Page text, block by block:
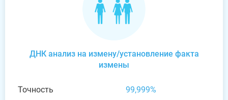
ДНК анализ на измену/установление факта
измены
Точность
99,999%